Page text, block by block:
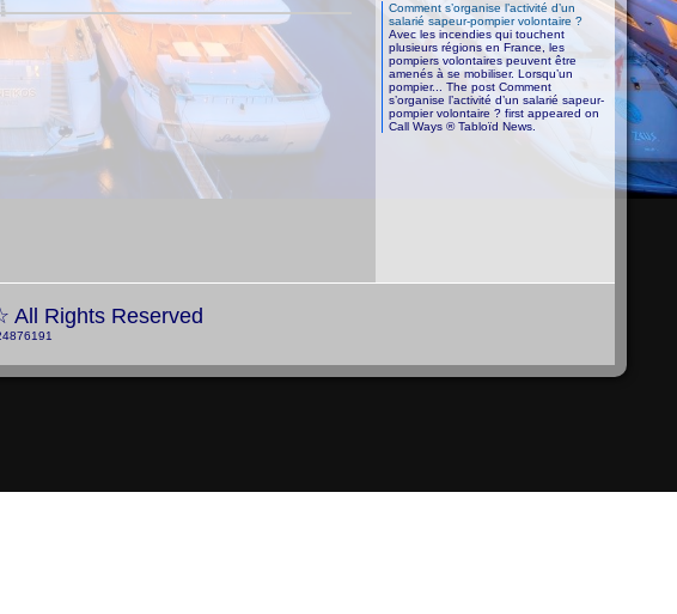
Comment s’organise l’activité d’un
salarié sapeur-pompier volontaire ?
Avec les incendies qui touchent
plusieurs régions en France, les
pompiers volontaires peuvent être
amenés à se mobiliser. Lorsqu’un
pompier... The post Comment
s’organise l’activité d’un salarié sapeur-
pompier volontaire ? first appeared on
Call Ways ® Tabloïd News.
All Rights Reserved